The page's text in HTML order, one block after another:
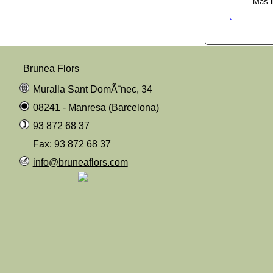
Brunea Flors
Muralla Sant DomÃ¨nec, 34
08241 - Manresa (Barcelona)
93 872 68 37
Fax: 93 872 68 37
info@bruneaflors.com